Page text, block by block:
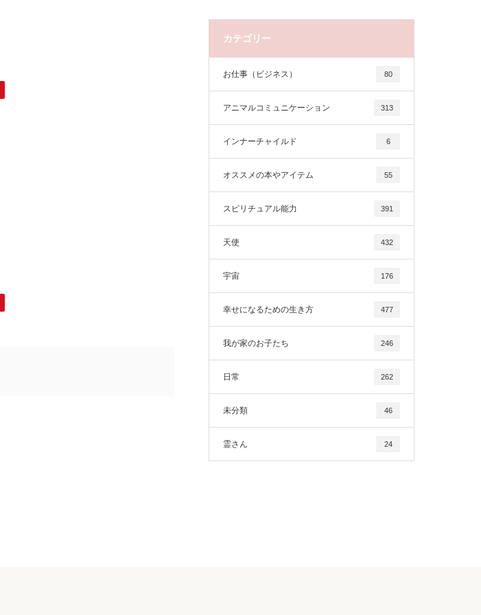
カテゴリー
お仕事（ビジネス） 80
アニマルコミュニケーション 313
インナーチャイルド 6
オススメの本やアイテム 55
スピリチュアル能力 391
天使 432
宇宙 176
幸せになるための生き方 477
我が家のお子たち 246
日常 262
未分類 46
霊さん 24